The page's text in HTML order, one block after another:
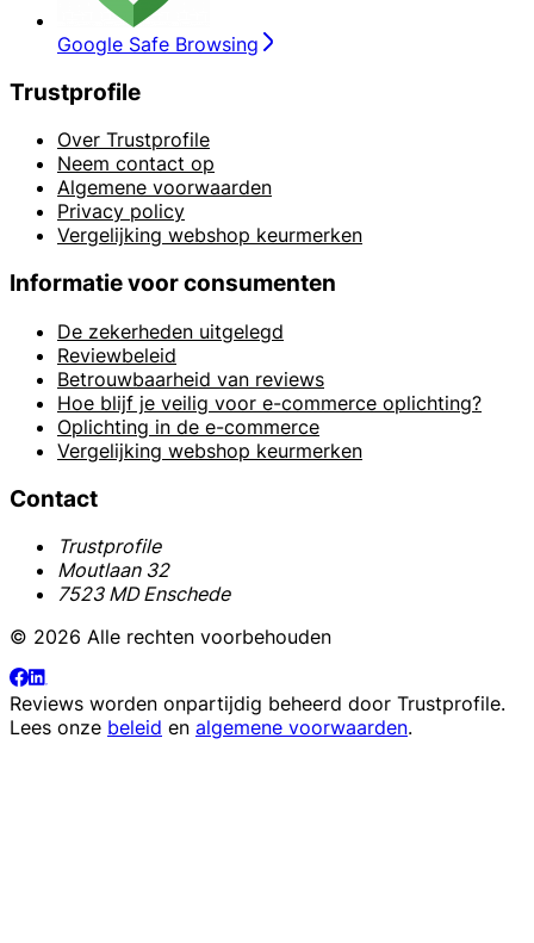
Google Safe Browsing
Trustprofile
Over Trustprofile
Neem contact op
Algemene voorwaarden
Privacy policy
Vergelijking webshop keurmerken
Informatie voor consumenten
De zekerheden uitgelegd
Reviewbeleid
Betrouwbaarheid van reviews
Hoe blijf je veilig voor e-commerce oplichting?
Oplichting in de e-commerce
Vergelijking webshop keurmerken
Contact
Trustprofile
Moutlaan 32
7523 MD Enschede
© 2026 Alle rechten voorbehouden
Reviews worden onpartijdig beheerd door Trustprofile.
Lees onze beleid en algemene voorwaarden.